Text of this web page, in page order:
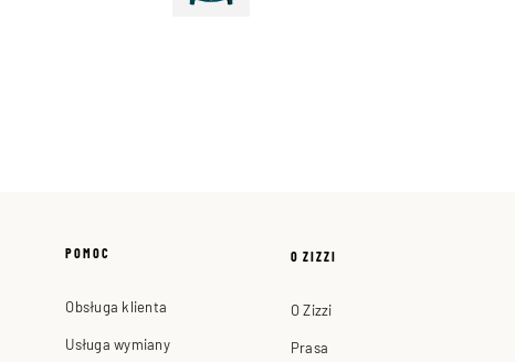
POMOC
Obsługa klienta
Usługa wymiany
O ZIZZI
O Zizzi
Prasa